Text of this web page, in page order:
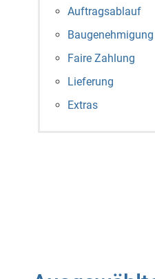
Auftragsablauf
Baugenehmigung
Faire Zahlung
Lieferung
Extras